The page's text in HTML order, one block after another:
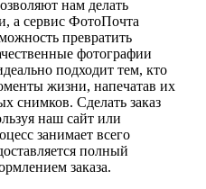
нам делать
а сервис ФотоПочта
превратить
фотографии
подходит тем, кто
жизни, напечатав их
снимков. Сделать заказ
наш сайт или
занимает всего
полный
заказа.